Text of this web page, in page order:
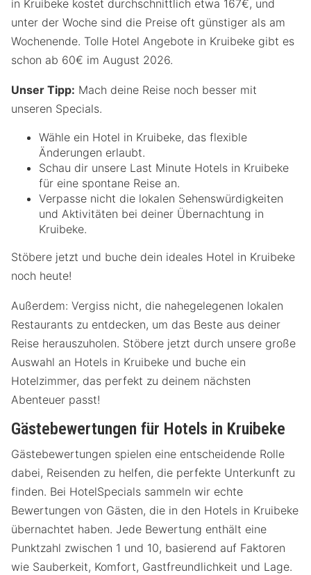
in Kruibeke kostet durchschnittlich etwa 167€, und
unter der Woche sind die Preise oft günstiger als am
Wochenende. Tolle Hotel Angebote in Kruibeke gibt es
schon ab 60€ im August 2026.
Unser Tipp: Mach deine Reise noch besser mit
unseren Specials.
Wähle ein Hotel in Kruibeke, das flexible
Änderungen erlaubt.
Schau dir unsere Last Minute Hotels in Kruibeke
für eine spontane Reise an.
Verpasse nicht die lokalen Sehenswürdigkeiten
und Aktivitäten bei deiner Übernachtung in
Kruibeke.
Stöbere jetzt und buche dein ideales Hotel in Kruibeke
noch heute!
Außerdem: Vergiss nicht, die nahegelegenen lokalen
Restaurants zu entdecken, um das Beste aus deiner
Reise herauszuholen. Stöbere jetzt durch unsere große
Auswahl an Hotels in Kruibeke und buche ein
Hotelzimmer, das perfekt zu deinem nächsten
Abenteuer passt!
Gästebewertungen für Hotels in Kruibeke
Gästebewertungen spielen eine entscheidende Rolle
dabei, Reisenden zu helfen, die perfekte Unterkunft zu
finden. Bei HotelSpecials sammeln wir echte
Bewertungen von Gästen, die in den Hotels in Kruibeke
übernachtet haben. Jede Bewertung enthält eine
Punktzahl zwischen 1 und 10, basierend auf Faktoren
wie Sauberkeit, Komfort, Gastfreundlichkeit und Lage.